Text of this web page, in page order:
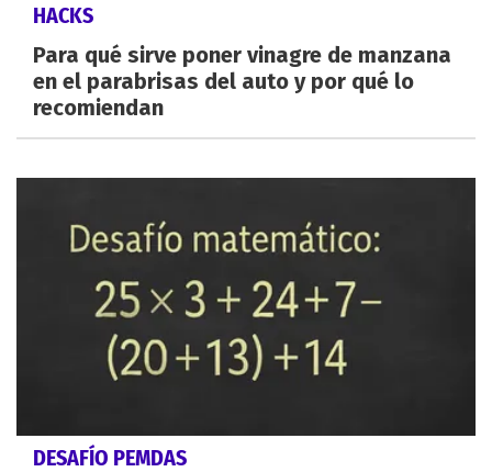
HACKS
Para qué sirve poner vinagre de manzana
en el parabrisas del auto y por qué lo
recomiendan
DESAFÍO PEMDAS